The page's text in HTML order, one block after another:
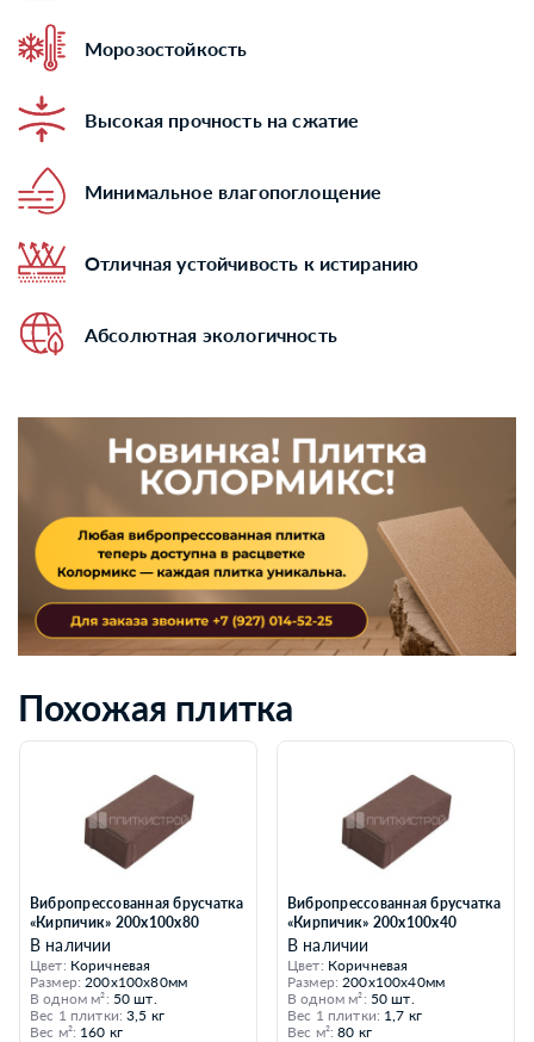
Морозостойкость
Высокая прочность на сжатие
Минимальное влагопоглощение
Отличная устойчивость к истиранию
Абсолютная экологичность
Похожая плитка
Вибропрессованная брусчатка
«Кирпичик» 200х100х80
В наличии
Цвет: Коричневая
Размер: 200x100x80мм
В одном м²: 50 шт.
Вес 1 плитки: 3,5 кг
Вес м²: 160 кг
Вибропрессованная брусчатка
«Кирпичик» 200х100х40
В наличии
Цвет: Коричневая
Размер: 200x100x40мм
В одном м²: 50 шт.
Вес 1 плитки: 1,7 кг
Вес м²: 80 кг